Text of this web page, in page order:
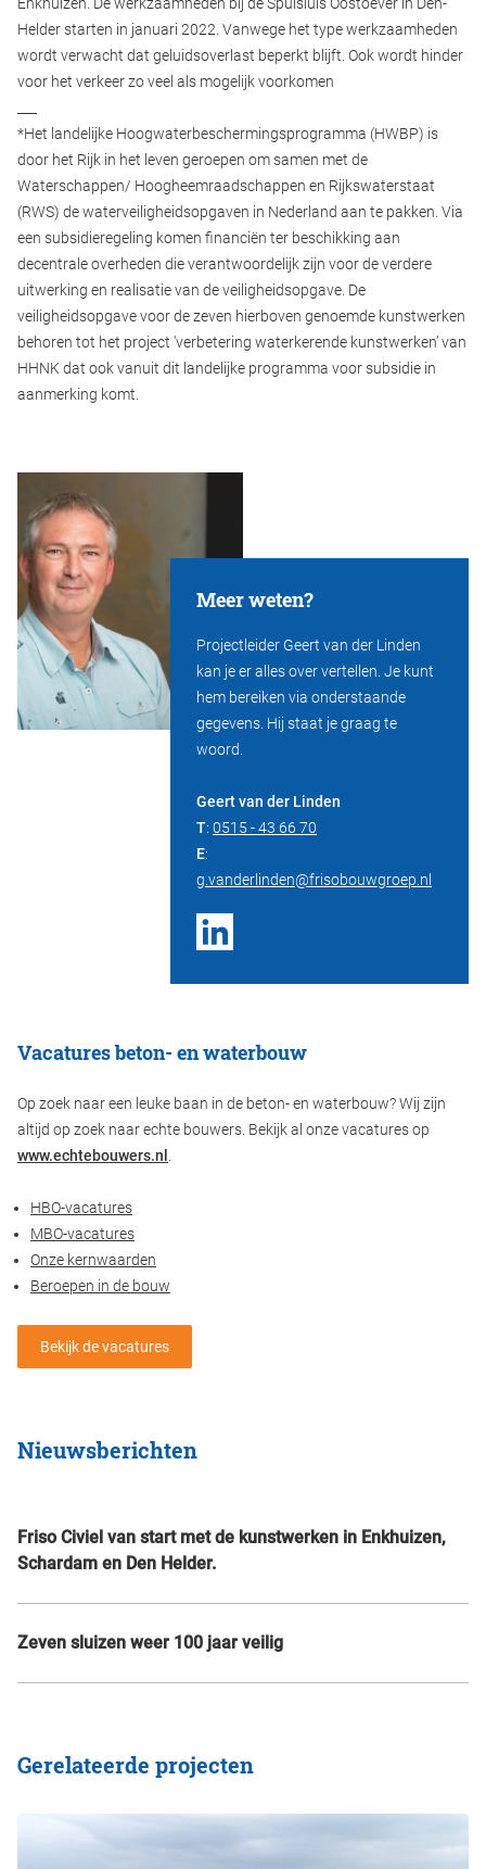
Enkhuizen. De werkzaamheden bij de Spuisluis Oostoever in Den-
Helder starten in januari 2022. Vanwege het type werkzaamheden
wordt verwacht dat geluidsoverlast beperkt blijft. Ook wordt hinder
voor het verkeer zo veel als mogelijk voorkomen
*Het landelijke Hoogwaterbeschermingsprogramma (HWBP) is
door het Rijk in het leven geroepen om samen met de
Waterschappen/ Hoogheemraadschappen en Rijkswaterstaat
(RWS) de waterveiligheidsopgaven in Nederland aan te pakken. Via
een subsidieregeling komen financiën ter beschikking aan
decentrale overheden die verantwoordelijk zijn voor de verdere
uitwerking en realisatie van de veiligheidsopgave. De
veiligheidsopgave voor de zeven hierboven genoemde kunstwerken
behoren tot het project ‘verbetering waterkerende kunstwerken’ van
HHNK dat ook vanuit dit landelijke programma voor subsidie in
aanmerking komt.
Meer weten?
Projectleider Geert van der Linden
kan je er alles over vertellen. Je kunt
hem bereiken via onderstaande
gegevens. Hij staat je graag te
woord.
Geert van der Linden
T: 0515 - 43 66 70
E:
g.vanderlinden@frisobouwgroep.nl
Vacatures beton- en waterbouw
Op zoek naar een leuke baan in de beton- en waterbouw? Wij zijn
altijd op zoek naar echte bouwers. Bekijk al onze vacatures op
www.echtebouwers.nl .
HBO-vacatures
MBO-vacatures
Onze kernwaarden
Beroepen in de bouw
Bekijk de vacatures
Nieuwsberichten
Friso Civiel van start met de kunstwerken in Enkhuizen,
Schardam en Den Helder.
Zeven sluizen weer 100 jaar veilig
Gerelateerde projecten